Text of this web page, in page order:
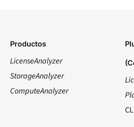
Productos
LicenseAnalyzer
StorageAnalyzer
ComputeAnalyzer